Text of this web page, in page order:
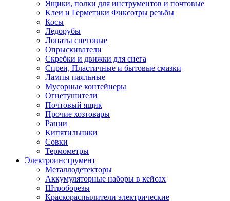
Ящики, полки для инструментов и почтовые
Клеи и Герметики Фиксотры резьбы
Косы
Ледорубы
Лопаты снеговые
Опрыскиватели
Скребки и движки для снега
Спреи, Пластичные и бытовые смазки
Лампы паяльные
Мусорные контейнеры
Огнетушители
Почтовый ящик
Прочие хозтовары
Рации
Кипятильники
Совки
Термометры
Электроинструмент
Металлодетекторы
Аккумуляторные наборы в кейсах
Штроборезы
Краскораспылители электрические